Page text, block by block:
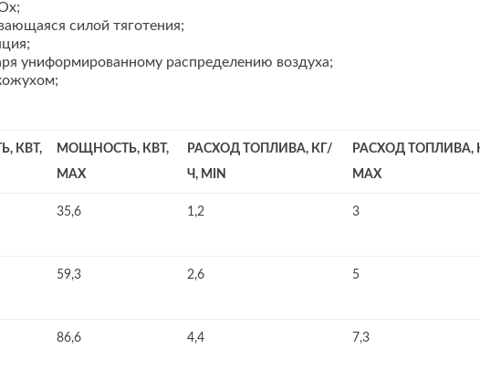
силой тяготения;
униформированному распределению воздуха;
КВТ,
МОЩНОСТЬ, КВТ,
MAX
РАСХОД ТОПЛИВА, КГ/
Ч, MIN
РАСХОД ТОПЛИВА,
MAX
35,6 1,2 3
59,3 2,6 5
86,6 4,4 7,3